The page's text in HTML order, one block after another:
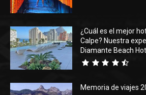
¿Cuál es el mejor
Calpe? Nuestra
Diamante Beach
Memoria de viajes